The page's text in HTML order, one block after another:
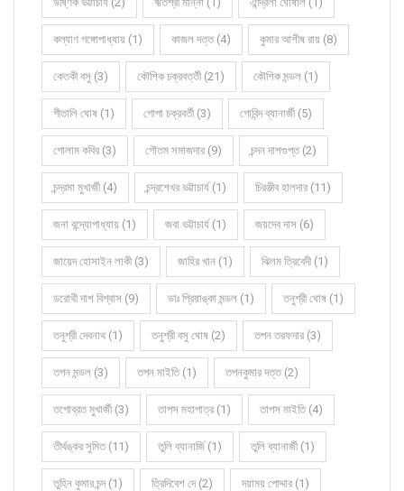
কল্যাণ গঙ্গোপাধ্যায় (1) কাজল দত্ত (4) কুমার আশীষ রায় (8)
কেতকী বসু (3) কৌশিক চক্রবর্ত্তী (21) কৌশিক মন্ডল (1)
গীতালি ঘোষ (1) গোপা চক্রবর্তী (3) গোবিন্দ ব্যানার্জী (5)
গোলাম কবির (3) গৌতম সমাজদার (9) চন্দন দাশগুপ্ত (2)
চন্দ্রমা মুখার্জী (4) চন্দ্রশেখর ভট্টাচার্য (1) চিরঞ্জীব হালদার (11)
জনা বন্দ্যোপাধ্যায় (1) জবা ভট্টাচার্য (1) জয়দেব দাস (6)
জায়েদ হোসাইন লাকী (3) জাহির খান (1) ঝিলম ত্রিবেদী (1)
ডরোথী দাশ বিশ্বাস (9) ডাঃ প্রিয়াঙ্কা মন্ডল (1) তনুশ্রী ঘোষ (1)
তনুশ্রী দেবনাথ (1) তনুশ্রী বসু ঘোষ (2) তপন তরফদার (3)
তপন মন্ডল (3) তপন মাইতি (1) তপনকুমার দত্ত (2)
তপোব্রত মুখার্জী (3) তাপস মহাপাত্র (1) তাপস মাইতি (4)
তীর্থঙ্কর সুমিত (11) তুলি ব্যানার্জি (1) তুলি ব্যানার্জী (1)
তুহিন কুমার চন্দ (1) ত্রিদিবেশ দে (2) দয়াময় পোদ্দার (1)